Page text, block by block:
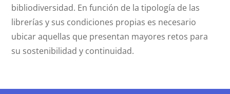
bibliodiversidad. En función de la tipología de las
librerías y sus condiciones propias es necesario
ubicar aquellas que presentan mayores retos para
su sostenibilidad y continuidad.